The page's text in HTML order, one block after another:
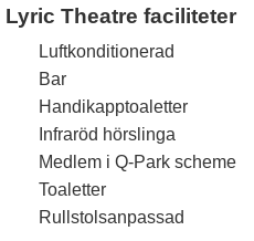
Lyric Theatre faciliteter
Luftkonditionerad
Bar
Handikapptoaletter
Infraröd hörslinga
Medlem i Q-Park scheme
Toaletter
Rullstolsanpassad